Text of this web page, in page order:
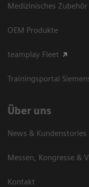
Medizinisches Zubehör
OEM Produkte
teamplay Fleet
Trainingsportal
Über uns
News & Kundenstories
Messen, Kongresse &
Kontakt